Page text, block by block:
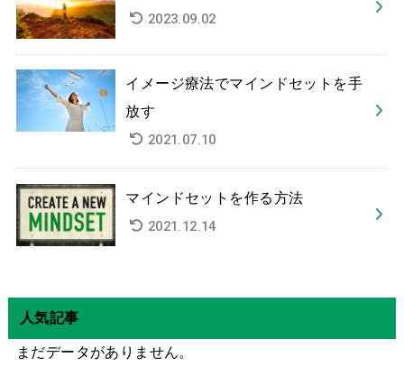
2023.09.02
イメージ療法でマインドセットを手
放す
2021.07.10
マインドセットを作る方法
2021.12.14
人気記事
まだデータがありません。